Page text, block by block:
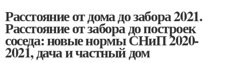
Расстояние от дома до забора 2021.
Расстояние от забора до построек
соседа: новые нормы СНиП 2020-
2021, дача и частный дом